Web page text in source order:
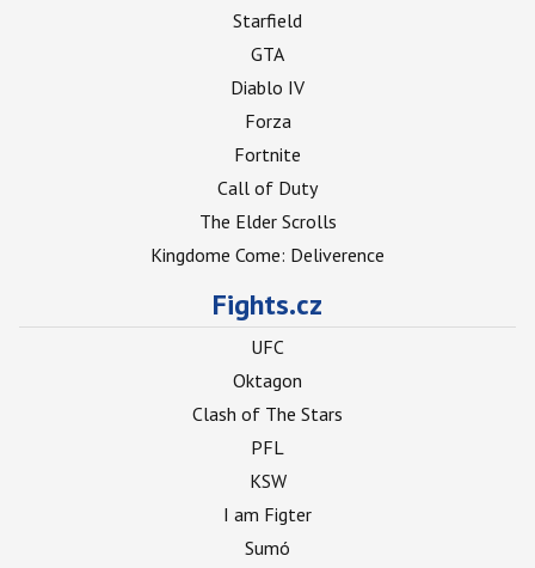
Starfield
GTA
Diablo IV
Forza
Fortnite
Call of Duty
The Elder Scrolls
Kingdome Come: Deliverence
Fights.cz
UFC
Oktagon
Clash of The Stars
PFL
KSW
I am Figter
Sumó